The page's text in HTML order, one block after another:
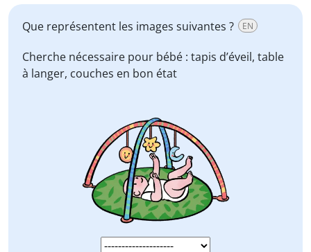
Que représentent les images suivantes ? EN
Cherche nécessaire pour bébé : tapis d’éveil, table
à langer, couches en bon état